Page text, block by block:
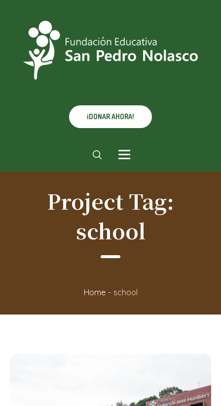
¡DONAR AHORA!
Project Tag:
school
Home - school